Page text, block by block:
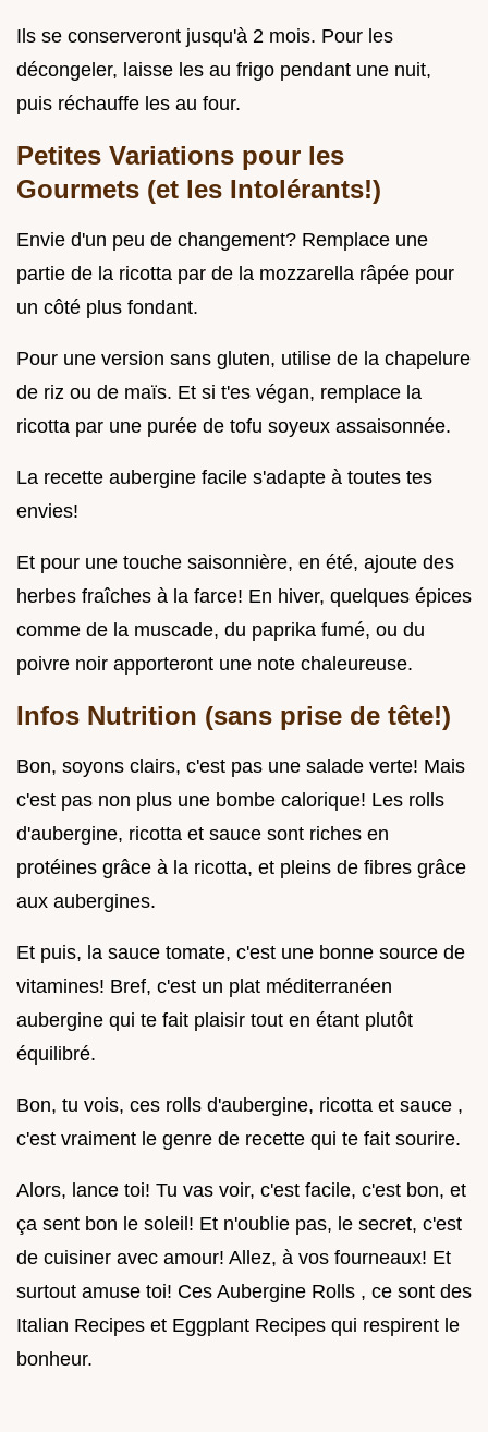
Ils se conserveront jusqu'à 2 mois. Pour les
décongeler, laisse les au frigo pendant une nuit,
puis réchauffe les au four.
Petites Variations pour les
Gourmets (et les Intolérants!)
Envie d'un peu de changement? Remplace une
partie de la ricotta par de la mozzarella râpée pour
un côté plus fondant.
Pour une version sans gluten, utilise de la chapelure
de riz ou de maïs. Et si t'es végan, remplace la
ricotta par une purée de tofu soyeux assaisonnée.
La recette aubergine facile s'adapte à toutes tes
envies!
Et pour une touche saisonnière, en été, ajoute des
herbes fraîches à la farce! En hiver, quelques épices
comme de la muscade, du paprika fumé, ou du
poivre noir apporteront une note chaleureuse.
Infos Nutrition (sans prise de tête!)
Bon, soyons clairs, c'est pas une salade verte! Mais
c'est pas non plus une bombe calorique! Les rolls
d'aubergine, ricotta et sauce sont riches en
protéines grâce à la ricotta, et pleins de fibres grâce
aux aubergines.
Et puis, la sauce tomate, c'est une bonne source de
vitamines! Bref, c'est un plat méditerranéen
aubergine qui te fait plaisir tout en étant plutôt
équilibré.
Bon, tu vois, ces rolls d'aubergine, ricotta et sauce ,
c'est vraiment le genre de recette qui te fait sourire.
Alors, lance toi! Tu vas voir, c'est facile, c'est bon, et
ça sent bon le soleil! Et n'oublie pas, le secret, c'est
de cuisiner avec amour! Allez, à vos fourneaux! Et
surtout amuse toi! Ces Aubergine Rolls , ce sont des
Italian Recipes et Eggplant Recipes qui respirent le
bonheur.